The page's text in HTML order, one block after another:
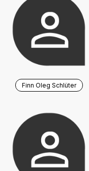
Finn Oleg Schlüter